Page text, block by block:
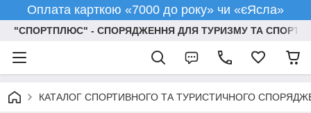
Оплата карткою «7000 до року» чи «єЯсла»
"СПОРТПЛЮС" - СПОРЯДЖЕННЯ ДЛЯ ТУРИЗМУ ТА СПОРТУ
КАТАЛОГ СПОРТИВНОГО ТА ТУРИСТИЧНОГО